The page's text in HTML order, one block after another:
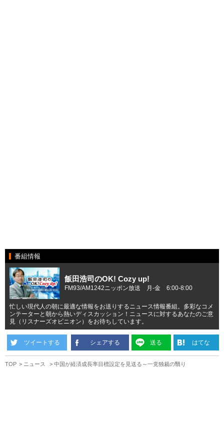
番組情報
飯田浩司のOK! Cozy up!
FM93/AM1242ニッポン放送 月-金 6:00-8:00
忙しい現代人の朝に最適な情報をお送りするニュース情報番組。多彩なコメ
ンテーターと朝から熱いディスカッション！ニュースに対するあなたのご意
見（リスナーズオピニオン）をお待ちしています。
ツイートする シェアする 送る はてな
TOP ニュース 中国が経済成長率目標設定を見送る～一党独裁の翳り